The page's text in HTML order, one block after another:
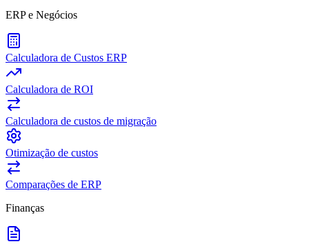
ERP e Negócios
Calculadora de Custos ERP
Calculadora de ROI
Calculadora de custos de migração
Otimização de custos
Comparações de ERP
Finanças